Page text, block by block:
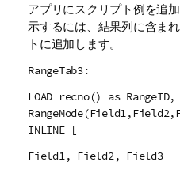
アプリにスクリプト例を追
示するには、結果列に含ま
トに追加します。
RangeTab3:
LOAD recno() as RangeID,
INLINE [
Field1, Field2, Field3